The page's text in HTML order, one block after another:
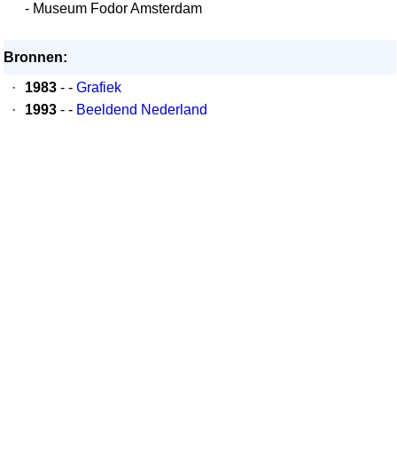
- Museum Fodor Amsterdam
Bronnen:
·
1983 - - Grafiek
·
1993 - - Beeldend Nederland